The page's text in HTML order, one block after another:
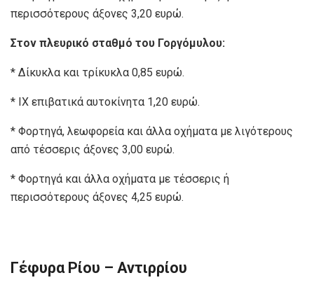
περισσότερους άξονες 3,20 ευρώ.
Στον πλευρικό σταθμό του Γοργόμυλου:
* Δίκυκλα και τρίκυκλα 0,85 ευρώ.
* ΙΧ επιβατικά αυτοκίνητα 1,20 ευρώ.
* Φορτηγά, λεωφορεία και άλλα οχήματα με λιγότερους
από τέσσερις άξονες 3,00 ευρώ.
* Φορτηγά και άλλα οχήματα με τέσσερις ή
περισσότερους άξονες 4,25 ευρώ.
Γέφυρα Ρίου – Αντιρρίου